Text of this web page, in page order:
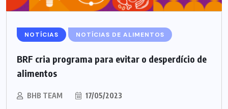
NOTÍCIAS NOTÍCIAS DE ALIMENTOS
BRF cria programa para evitar o desperdício de
alimentos
BHB TEAM 17/05/2023